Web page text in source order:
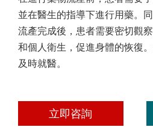
並在醫生的指導下進行用藥。
流產完成後，患者需要密切觀
和個人衛生，促進身體的恢復
及時就醫。
立即咨詢